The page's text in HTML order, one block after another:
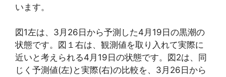
います。
図1左は、3月26日から予測した4月19日の黒潮の
状態です。図１右は、観測値を取り入れて実際に
近いと考えられる4月19日の状態です。図2は、同
じく予測値(左)と実際(右)の比較を、3月26日から